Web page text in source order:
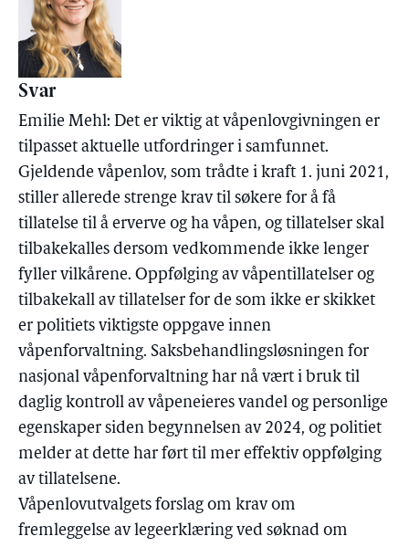
Svar
Emilie Mehl: Det er viktig at våpenlovgivningen er
tilpasset aktuelle utfordringer i samfunnet.
Gjeldende våpenlov, som trådte i kraft 1. juni 2021,
stiller allerede strenge krav til søkere for å få
tillatelse til å erverve og ha våpen, og tillatelser skal
tilbakekalles dersom vedkommende ikke lenger
fyller vilkårene. Oppfølging av våpentillatelser og
tilbakekall av tillatelser for de som ikke er skikket
er politiets viktigste oppgave innen
våpenforvaltning. Saksbehandlingsløsningen for
nasjonal våpenforvaltning har nå vært i bruk til
daglig kontroll av våpeneieres vandel og personlige
egenskaper siden begynnelsen av 2024, og politiet
melder at dette har ført til mer effektiv oppfølging
av tillatelsene.
Våpenlovutvalgets forslag om krav om
fremleggelse av legeerklæring ved søknad om